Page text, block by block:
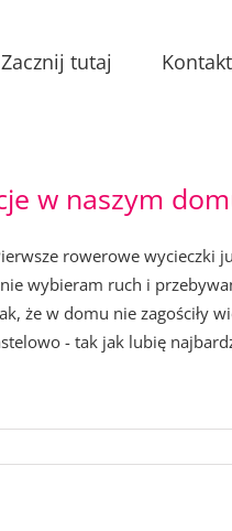
Zacznij tutaj Kontakt
w naszym
rowerowe wycieczki
wybieram ruch i
że w domu nie zagościły
- tak jak lubię